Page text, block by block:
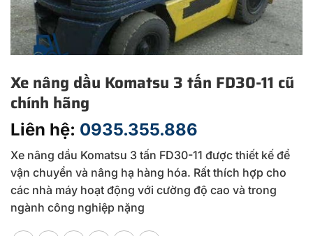
Xe nâng dầu Komatsu 3 tấn FD30-11 cũ
chính hãng
Liên hệ: 0935.355.886
Xe nâng dầu Komatsu 3 tấn FD30-11 được thiết kế để
vận chuyển và nâng hạ hàng hóa. Rất thích hợp cho
các nhà máy hoạt động với cường độ cao và trong
ngành công nghiệp nặng